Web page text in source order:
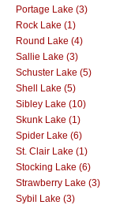
Portage Lake (3)
Rock Lake (1)
Round Lake (4)
Sallie Lake (3)
Schuster Lake (5)
Shell Lake (5)
Sibley Lake (10)
Skunk Lake (1)
Spider Lake (6)
St. Clair Lake (1)
Stocking Lake (6)
Strawberry Lake (3)
Sybil Lake (3)